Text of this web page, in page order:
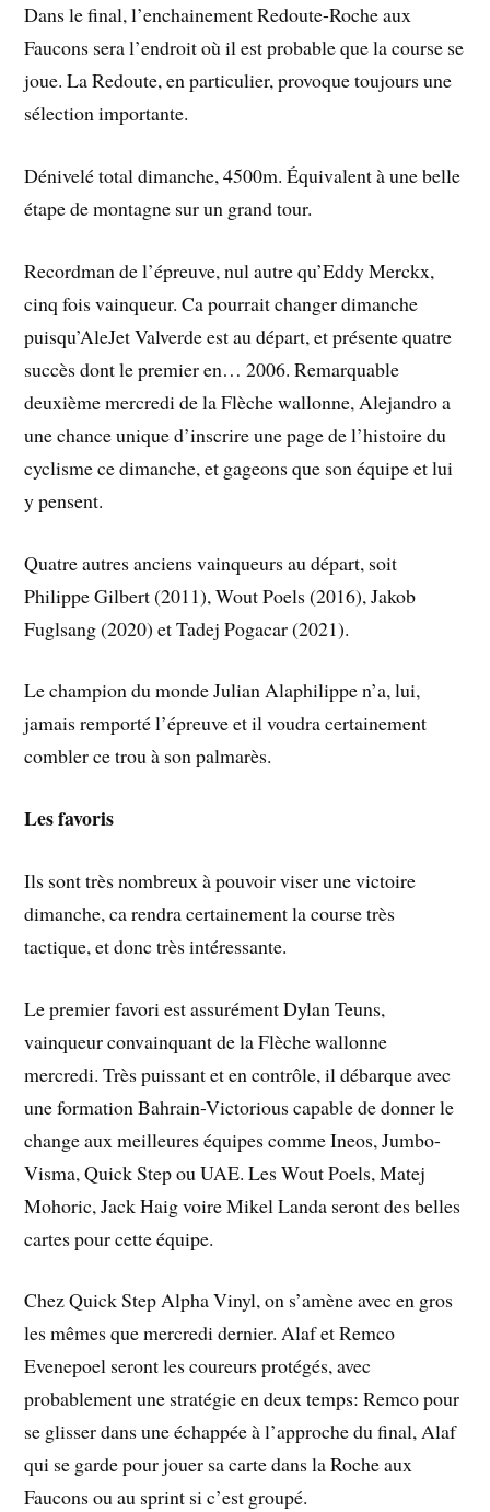
Dans le final, l’enchainement Redoute-Roche aux
Faucons sera l’endroit où il est probable que la course se
joue. La Redoute, en particulier, provoque toujours une
sélection importante.
Dénivelé total dimanche, 4500m. Équivalent à une belle
étape de montagne sur un grand tour.
Recordman de l’épreuve, nul autre qu’Eddy Merckx,
cinq fois vainqueur. Ca pourrait changer dimanche
puisqu’AleJet Valverde est au départ, et présente quatre
succès dont le premier en… 2006. Remarquable
deuxième mercredi de la Flèche wallonne, Alejandro a
une chance unique d’inscrire une page de l’histoire du
cyclisme ce dimanche, et gageons que son équipe et lui
y pensent.
Quatre autres anciens vainqueurs au départ, soit
Philippe Gilbert (2011), Wout Poels (2016), Jakob
Fuglsang (2020) et Tadej Pogacar (2021).
Le champion du monde Julian Alaphilippe n’a, lui,
jamais remporté l’épreuve et il voudra certainement
combler ce trou à son palmarès.
Les favoris
Ils sont très nombreux à pouvoir viser une victoire
dimanche, ca rendra certainement la course très
tactique, et donc très intéressante.
Le premier favori est assurément Dylan Teuns,
vainqueur convainquant de la Flèche wallonne
mercredi. Très puissant et en contrôle, il débarque avec
une formation Bahrain-Victorious capable de donner le
change aux meilleures équipes comme Ineos, Jumbo-
Visma, Quick Step ou UAE. Les Wout Poels, Matej
Mohoric, Jack Haig voire Mikel Landa seront des belles
cartes pour cette équipe.
Chez Quick Step Alpha Vinyl, on s’amène avec en gros
les mêmes que mercredi dernier. Alaf et Remco
Evenepoel seront les coureurs protégés, avec
probablement une stratégie en deux temps: Remco pour
se glisser dans une échappée à l’approche du final, Alaf
qui se garde pour jouer sa carte dans la Roche aux
Faucons ou au sprint si c’est groupé.